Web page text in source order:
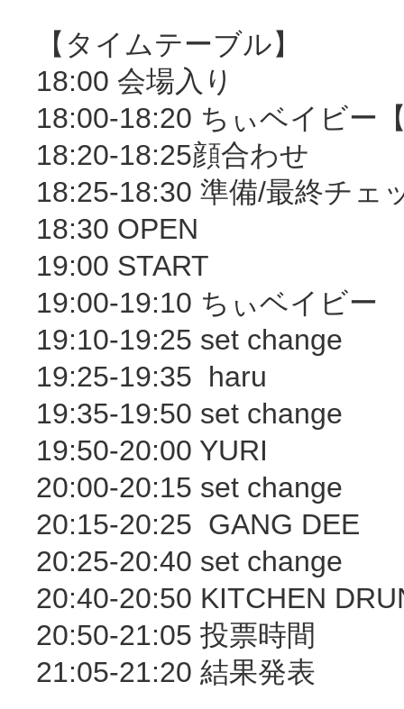
【タイムテーブル】
18:00 会場入り
18:00-18:20 ちぃベイビー
18:20-18:25顔合わせ
18:25-18:30 準備/最終チェ
18:30 OPEN
19:00 START
19:00-19:10 ちぃベイビー
19:10-19:25 set change
19:25-19:35 haru
19:35-19:50 set change
19:50-20:00 YURI
20:00-20:15 set change
20:15-20:25 GANG DEE
20:25-20:40 set change
20:40-20:50 KITCHEN
20:50-21:05 投票時間
21:05-21:20 結果発表